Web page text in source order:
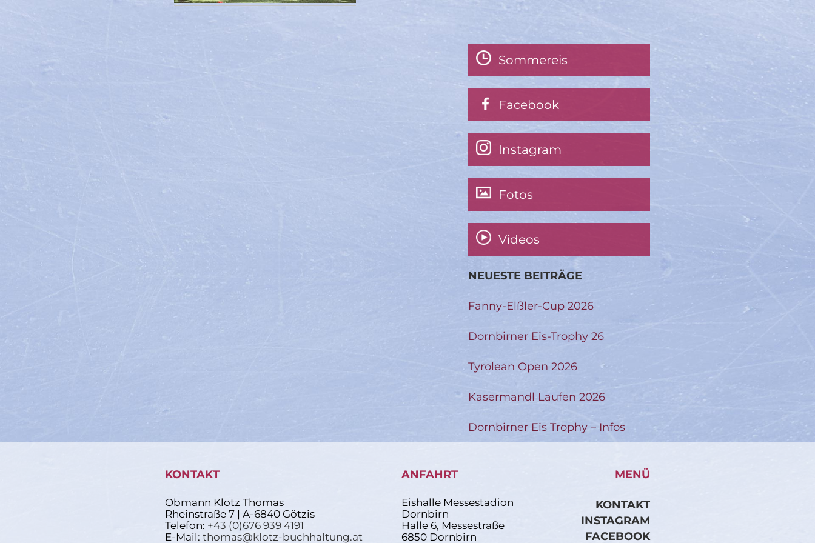
Sommereis
Facebook
Instagram
Fotos
Videos
NEUESTE BEITRÄGE
Fanny-Elßler-Cup 2026
Dornbirner Eis-Trophy 26
Tyrolean Open 2026
Kasermandl Laufen 2026
Dornbirner Eis Trophy – Infos
KONTAKT
Obmann Klotz Thomas
Rheinstraße 7 | A-6840 Götzis
Telefon: +43 (0)676 939 4191
E-Mail: thomas@klotz-buchhaltung.at
ANFAHRT
Eishalle Messestadion
Dornbirn
Halle 6, Messestraße
6850 Dornbirn
MENÜ
KONTAKT
INSTAGRAM
FACEBOOK